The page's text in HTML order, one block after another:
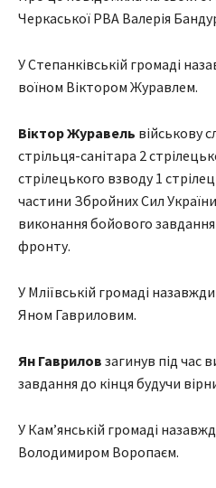
Черкаської РВА Валерія
У Степанківській громаді
воїном Віктором Журавлем.
Віктор Журавель військову
стрільця-санітара 2
стрілецького взводу 1
частини Збройних Сил
виконання бойового
фронту.
У Мліївській громаді
Яном Гавриловим.
Ян Гаврилов загинув під час
завдання до кінця будучи
У Камʼянській громаді
Володимиром Воропаєм.